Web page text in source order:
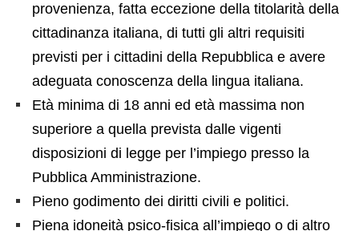
provenienza, fatta eccezione della titolarità della
cittadinanza italiana, di tutti gli altri requisiti
previsti per i cittadini della Repubblica e avere
adeguata conoscenza della lingua italiana.
Età minima di 18 anni ed età massima non
superiore a quella prevista dalle vigenti
disposizioni di legge per l’impiego presso la
Pubblica Amministrazione.
Pieno godimento dei diritti civili e politici.
Piena idoneità psico-fisica all’impiego o di altro